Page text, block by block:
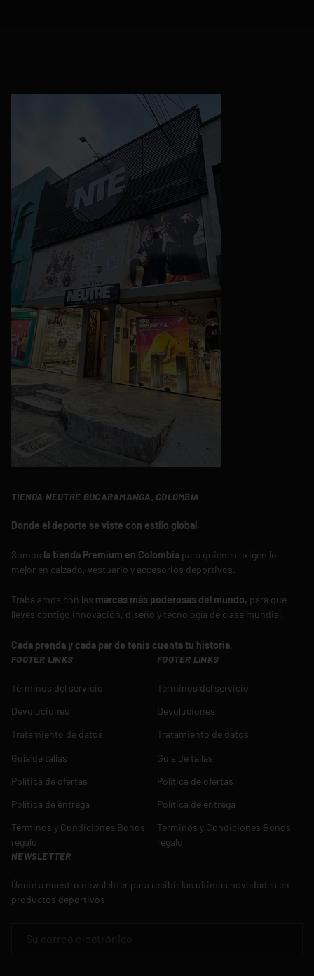
TIENDA NEUTRE BUCARAMANGA, COLOMBIA
Donde el deporte se viste con estilo global.
Somos la tienda Premium en Colombia para quienes exigen lo
mejor en calzado, vestuario y accesorios deportivos.
Trabajamos con las marcas más poderosas del mundo, para que
lleves contigo innovación, diseño y tecnología de clase mundial.
Cada prenda y cada par de tenis cuenta tu historia.
FOOTER LINKS
Términos del servicio
Devoluciones
Tratamiento de datos
Guía de tallas
Política de ofertas
Política de entrega
Términos y Condiciones Bonos
regalo
FOOTER LINKS
Términos del servicio
Devoluciones
Tratamiento de datos
Guía de tallas
Política de ofertas
Política de entrega
Términos y Condiciones Bonos
regalo
NEWSLETTER
Únete a nuestro newsleltter para recibir las ultimas novedades en
productos deportivos